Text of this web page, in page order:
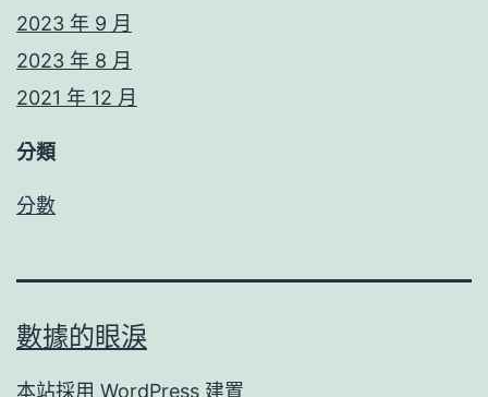
2023 年 9 月
2023 年 8 月
2021 年 12 月
分類
分數
數據的眼淚
本站採用 WordPress 建置